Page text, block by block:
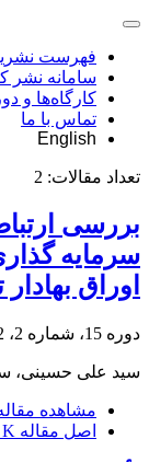
فهرست
سامانه نشر
کارگاه‌ها و
تماس با ما
English
تعداد مقالات: 2
بررسی
سرمایه
اوراق
دوره 15، شماره 2، 1392، صفحه
سید علی حسینی،
مشاهده
اصل مقاله K